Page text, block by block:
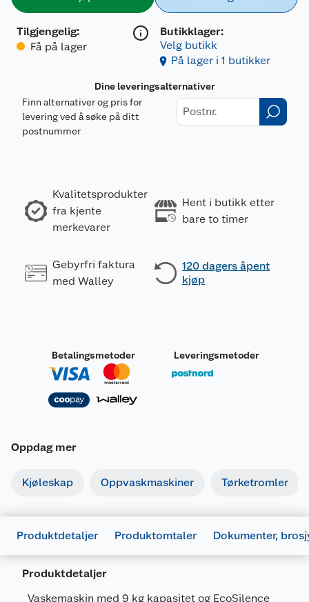
Tilgjengelig:
Få på lager
Butikklager:
Velg butikk
På lager i 1 butikker
Dine leveringsalternativer
Finn alternativer og pris for
levering ved å søke på ditt
postnummer
Kvalitetsprodukter
fra kjente
merkevarer
Hent i butikk etter
bare to timer
Gebyrfri faktura
med Walley
120 dagers åpent
kjøp
Betalingsmetoder Leveringsmetoder
Oppdag mer
Kjøleskap Oppvaskmaskiner Tørketromler
Produktdetaljer Produktomtaler Dokumenter,
Produktdetaljer
Vaskemaskin med 9 kg kapasitet og EcoSilence